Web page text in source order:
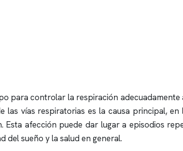
para controlar la respiración adecuadamente
las vías respiratorias es la causa principal,
afección puede dar lugar a episodios
del sueño y la salud en general.